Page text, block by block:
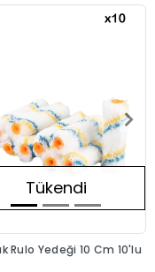
Tükendi
Rulo Yedeği 10 Cm 10'lu